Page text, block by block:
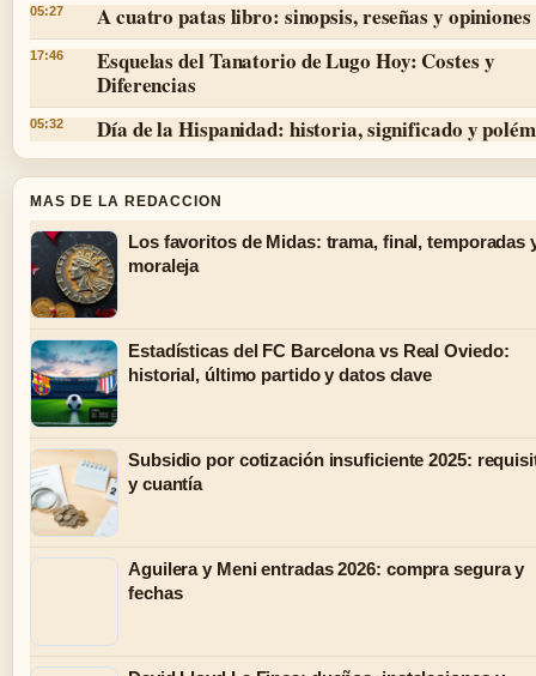
05:27 A cuatro patas libro: sinopsis, reseñas y opiniones
17:46
Esquelas del Tanatorio de Lugo Hoy: Costes y
Diferencias
05:32 Día de la Hispanidad: historia, significado y
MAS DE LA REDACCION
Los favoritos de Midas: trama, final, temporadas
moraleja
Estadísticas del FC Barcelona vs Real Oviedo:
historial, último partido y datos clave
Subsidio por cotización insuficiente 2025:
y cuantía
Aguilera y Meni entradas 2026: compra segura y
fechas